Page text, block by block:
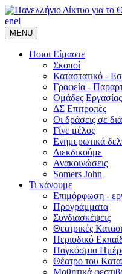
enel
MENU
Ποιοι Είμαστε
Σκοποί
Καταστατικό -
Γραφεία -
Ομάδες Εργασίας
ΔΣ Επιτροπές
Οι δράσεις σε
Γίνε μέλος
Ενημερωτικά
Διεκδικούμε
Ανακοινώσεις
Somers John
Τι κάνουμε
Επιμόρφωση -
Προγράμματα
Συνδιασκέψεις
Θεατρικές
Περιοδικό
Παγκόσμια
Θέατρο του
Μαθητικά